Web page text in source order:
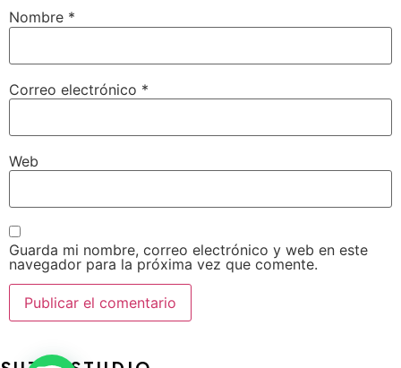
Nombre *
Correo electrónico *
Web
Guarda mi nombre, correo electrónico y web en este
navegador para la próxima vez que comente.